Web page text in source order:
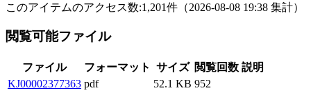
このアイテムのアクセス数:1,201件 （2026-08-08 19:38 集計）
閲覧可能ファイル
ファイル フォーマット サイズ 閲覧回数 説明
KJ00002377363 pdf 52.1 KB 952